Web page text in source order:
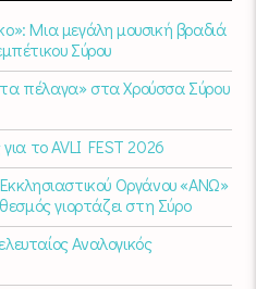
Μια μεγάλη μουσική βραδιά
Σύρου
πέλαγα» στα Χρούσσα Σύρου
το AVLI FEST 2026
Οργάνου «ΑΝΩ»
γιορτάζει στη Σύρο​
Αναλογικός